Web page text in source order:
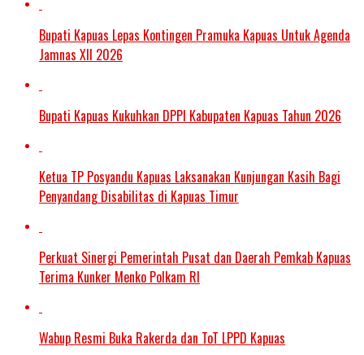
Bupati Kapuas Lepas Kontingen Pramuka Kapuas Untuk Agenda
Jamnas XII 2026
Bupati Kapuas Kukuhkan DPPI Kabupaten Kapuas Tahun 2026
Ketua TP Posyandu Kapuas Laksanakan Kunjungan Kasih Bagi
Penyandang Disabilitas di Kapuas Timur
Perkuat Sinergi Pemerintah Pusat dan Daerah Pemkab Kapuas
Terima Kunker Menko Polkam RI
Wabup Resmi Buka Rakerda dan ToT LPPD Kapuas